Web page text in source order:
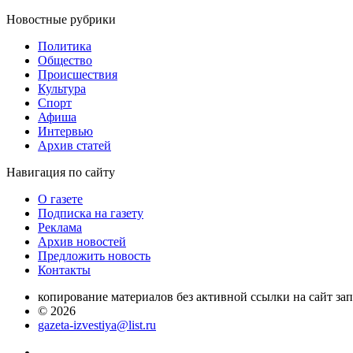
Новостные рубрики
Политика
Общество
Проиcшествия
Культура
Спорт
Афиша
Интервью
Архив статей
Навигация по сайту
О газете
Подписка на газету
Реклама
Архив новостей
Предложить новость
Контакты
копирование материалов без активной ссылки на сайт
© 2026
gazeta-izvestiya@list.ru